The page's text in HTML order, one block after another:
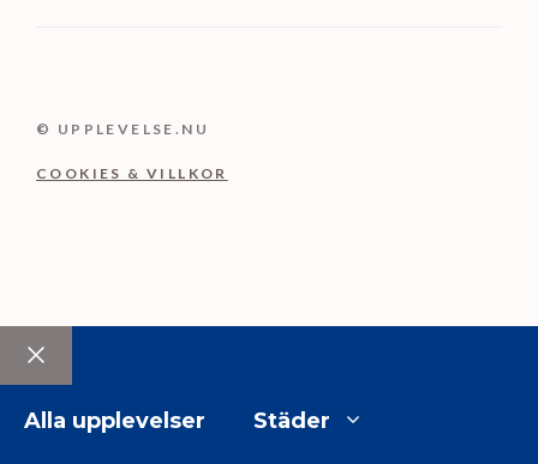
© UPPLEVELSE.NU
COOKIES & VILLKOR
Stäng
Alla upplevelser
Städer